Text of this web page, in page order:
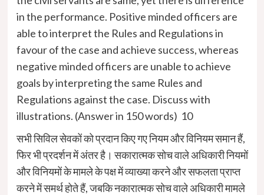
in the performance. Positive minded officers are
able to interpret the Rules and Regulations in
favour of the case and achieve success, whereas
negative minded officers are unable to achieve
goals by interpreting the same Rules and
Regulations against the case. Discuss with
illustrations. (Answer in 150 words) 10
सभी सिविल सेवकों को प्रदान किए गए नियम और विनियम समान हैं,
फिर भी प्रदर्शन में अंतर है। सकारात्मक सोच वाले अधिकारी नियमों
और विनियमों के मामले के पक्ष में व्याख्या करने और सफलता प्राप्त
करने में समर्थ होते हैं, जबकि नकारात्मक सोच वाले अधिकारी मामले